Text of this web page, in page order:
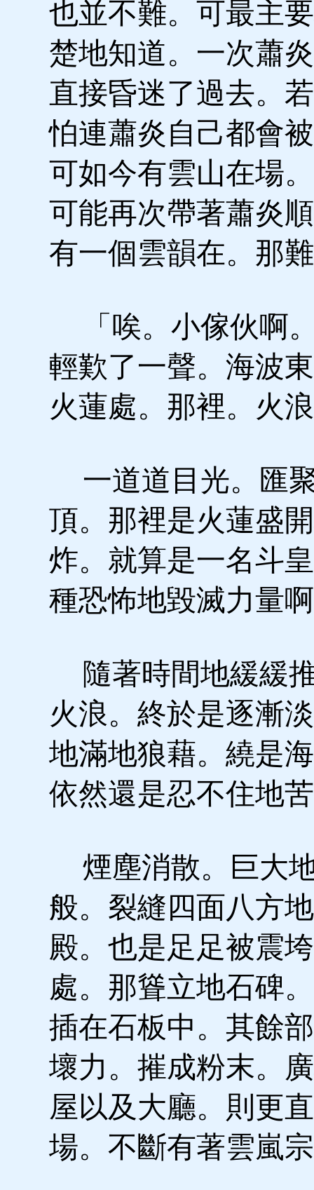
也並不難。可最主
楚地知道。一次蕭
直接昏迷了過去。
怕連蕭炎自己都會
可如今有雲山在場
可能再次帶著蕭炎
有一個雲韻在。那
「唉。小傢伙啊
輕歎了一聲。海波
火蓮處。那裡。火
一道道目光。匯
頂。那裡是火蓮盛
炸。就算是一名斗
種恐怖地毀滅力量
隨著時間地緩緩
火浪。終於是逐漸
地滿地狼藉。繞是
依然還是忍不住地
煙塵消散。巨大
般。裂縫四面八方
殿。也是足足被震
處。那聳立地石碑
插在石板中。其餘
壞力。摧成粉末。
屋以及大廳。則更
場。不斷有著雲嵐